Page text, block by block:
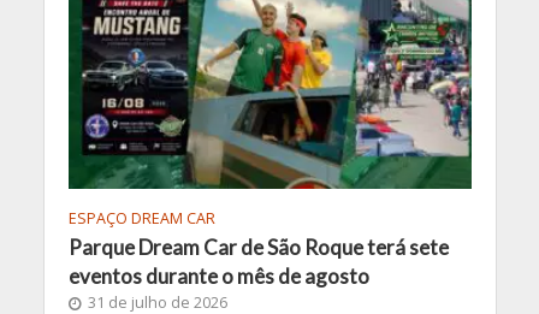
ESPAÇO DREAM CAR
Parque Dream Car de São Roque terá sete
eventos durante o mês de agosto
31 de julho de 2026